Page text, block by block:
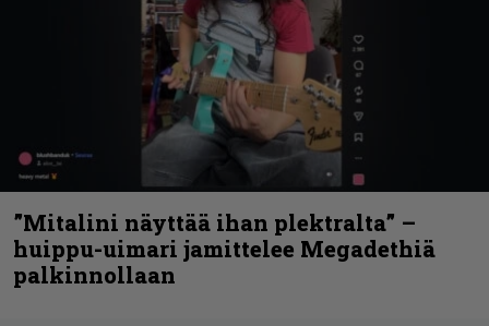
”Mitalini näyttää ihan plektralta” –
huippu-uimari jamittelee Megadethiä
palkinnollaan